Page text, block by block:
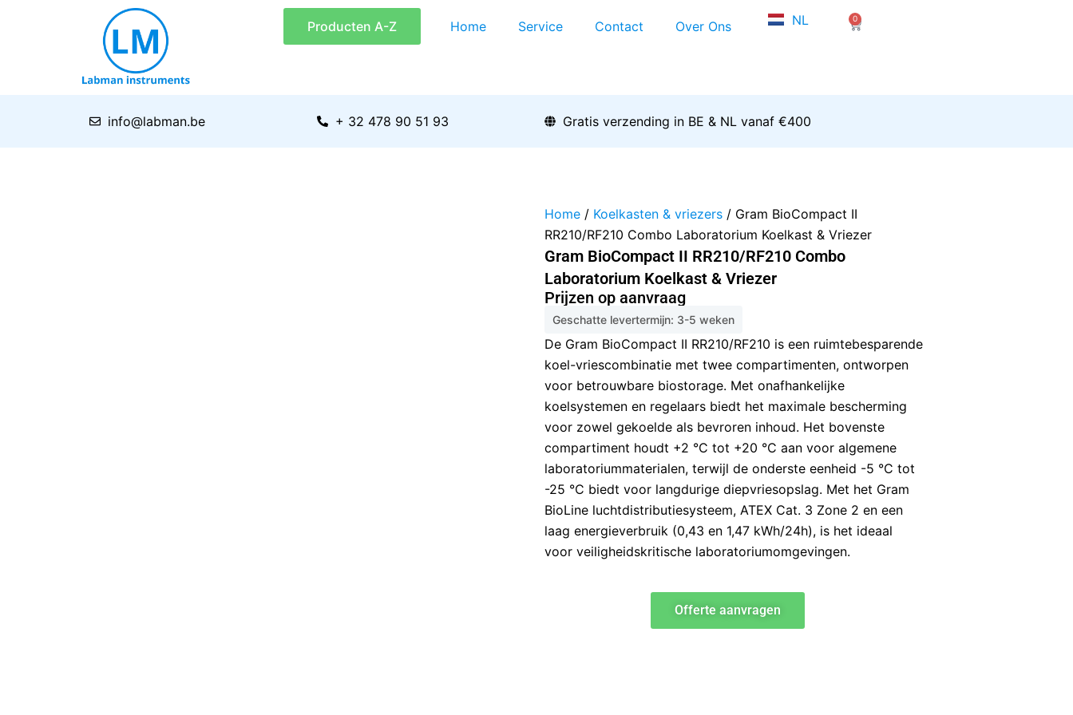
Producten A-Z Home Service Contact Over Ons NL
EN
0
Winkelwagen
info@labman.be + 32 478 90 51 93 Gratis verzending in BE & NL vanaf €400
Home / Koelkasten & vriezers / Gram BioCompact II
RR210/RF210 Combo Laboratorium Koelkast & Vriezer
Gram BioCompact II RR210/RF210 Combo
Laboratorium Koelkast & Vriezer
Prijzen op aanvraag
Geschatte levertermijn: 3-5 weken
De Gram BioCompact II RR210/RF210 is een ruimtebesparende
koel-vriescombinatie met twee compartimenten, ontworpen
voor betrouwbare biostorage. Met onafhankelijke
koelsystemen en regelaars biedt het maximale bescherming
voor zowel gekoelde als bevroren inhoud. Het bovenste
compartiment houdt +2 °C tot +20 °C aan voor algemene
laboratoriummaterialen, terwijl de onderste eenheid -5 °C tot
-25 °C biedt voor langdurige diepvriesopslag. Met het Gram
BioLine luchtdistributiesysteem, ATEX Cat. 3 Zone 2 en een
laag energieverbruik (0,43 en 1,47 kWh/24h), is het ideaal
voor veiligheidskritische laboratoriumomgevingen.
Offerte aanvragen